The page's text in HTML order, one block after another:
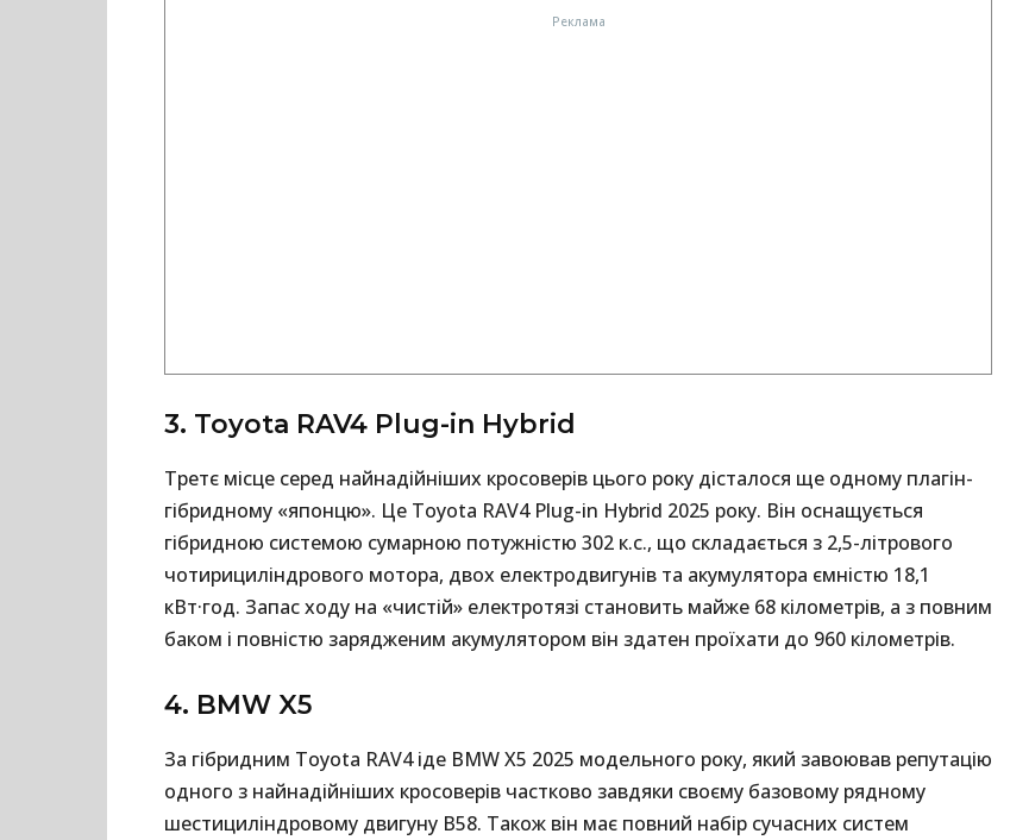
3. Toyota RAV4 Plug-in Hybrid
Третє місце серед найнадійніших кросоверів цього року дісталося ще одному плагін-
гібридному «японцю». Це Toyota RAV4 Plug-in Hybrid 2025 року. Він оснащується
гібридною системою сумарною потужністю 302 к.с., що складається з 2,5-літрового
чотирициліндрового мотора, двох електродвигунів та акумулятора ємністю 18,1
кВт·год. Запас ходу на «чистій» електротязі становить майже 68 кілометрів, а з повним
баком і повністю зарядженим акумулятором він здатен проїхати до 960 кілометрів.
4. BMW X5
За гібридним Toyota RAV4 іде BMW X5 2025 модельного року, який завоював репутацію
одного з найнадійніших кросоверів частково завдяки своєму базовому рядному
шестициліндровому двигуну B58. Також він має повний набір сучасних систем